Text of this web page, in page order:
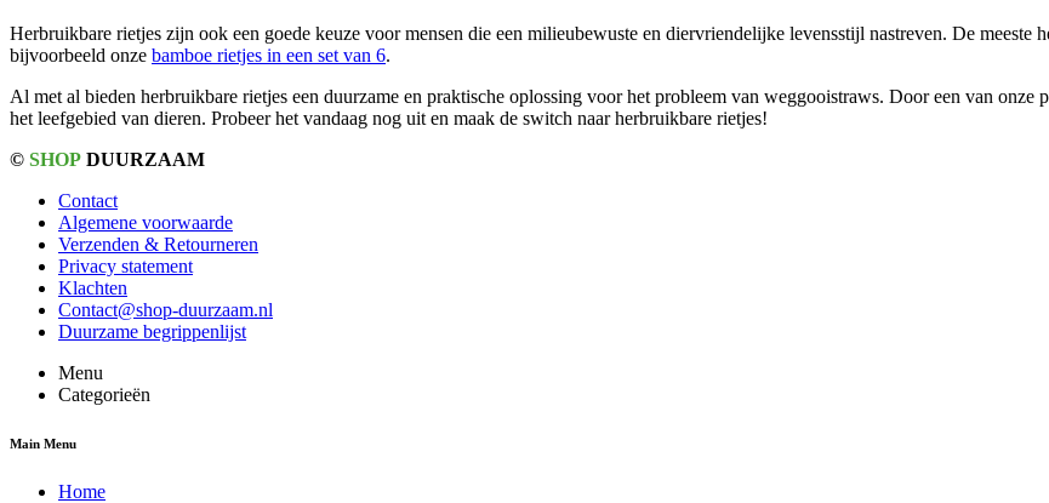
Herbruikbare rietjes zijn ook een goede keuze voor mensen die een milieubewuste en diervriendelijke levensstijl nastreven. De
bijvoorbeeld onze bamboe rietjes in een set van 6.
Al met al bieden herbruikbare rietjes een duurzame en praktische oplossing voor het probleem van weggooistraws. Door een van onze
het leefgebied van dieren. Probeer het vandaag nog uit en maak de switch naar herbruikbare rietjes!
© SHOP DUURZAAM
Contact
Algemene voorwaarde
Verzenden & Retourneren
Privacy statement
Klachten
Contact@shop-duurzaam.nl
Duurzame begrippenlijst
Menu
Categorieën
Main Menu
Home